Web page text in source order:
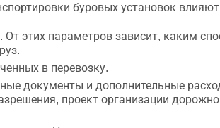
буровых установок
От этих параметров зависит, каким
в перевозку.
документы и дополнительные
проект организации